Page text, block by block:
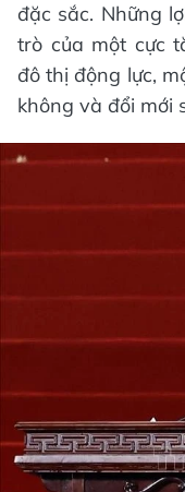
đặc sắc. Những
trò của một cực
đô thị động lực,
không và đổi mới